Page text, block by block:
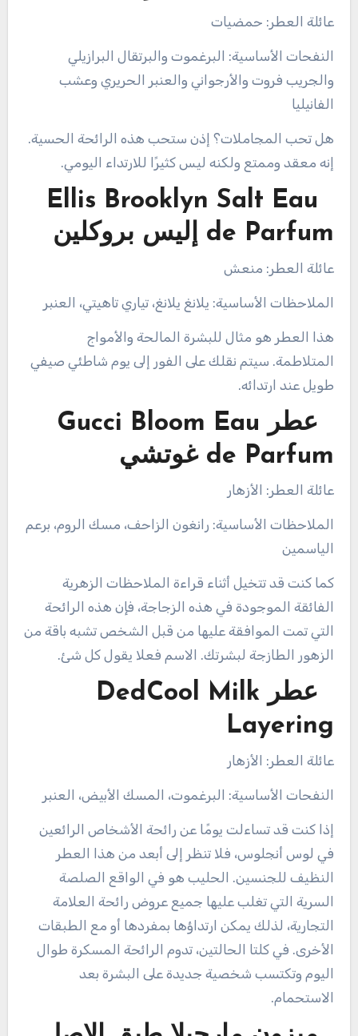
عائلة العطر: حمضيات
النفحات الأساسية: البرغموت والبرتقال البرازيلي
والجريب فروت والأرجواني والعنبر الحريري وعشب
الفانيليا
هل تحب المجاملات؟ إذن ستحب هذه الرائحة الحسية.
إنه معقد وممتع ولكنه ليس كثيرًا للارتداء اليومي.
Ellis Brooklyn Salt Eau
de Parfum إليس بروكلين
عائلة العطر: منعش
الملاحظات الأساسية: يلانغ يلانغ، تياري تاهيتي، العنبر
هذا العطر هو مثال للبشرة المالحة والأمواج
المتلاطمة. سيتم نقلك على الفور إلى يوم شاطئي صيفي
طويل عند ارتدائه.
عطر Gucci Bloom Eau
de Parfum غوتشي
عائلة العطر: الأزهار
الملاحظات الأساسية: رانغون الزاحف، مسك الروم، برعم
الياسمين
كما كنت قد تتخيل أثناء قراءة الملاحظات الزهرية
الفائقة الموجودة في هذه الزجاجة، فإن هذه الرائحة
التي تمت الموافقة عليها من قبل الشخص تشبه باقة من
الزهور الطازجة لبشرتك. الاسم فعلا يقول كل شئ.
عطر DedCool Milk
Layering
عائلة العطر: الأزهار
النفحات الأساسية: البرغموت، المسك الأبيض، العنبر
إذا كنت قد تساءلت يومًا عن رائحة الأشخاص الرائعين
في لوس أنجلوس، فلا تنظر إلى أبعد من هذا العطر
النظيف للجنسين. الحليب هو في الواقع الصلصة
السرية التي تغلب عليها جميع عروض رائحة العلامة
التجارية، لذلك يمكن ارتداؤها بمفردها أو مع الطبقات
الأخرى. في كلتا الحالتين، تدوم الرائحة المسكرة طوال
اليوم وتكتسب شخصية جديدة على البشرة بعد
الاستحمام.